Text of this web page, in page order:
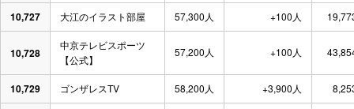
10,727 大江のイラスト部屋 57,300人 +100人
10,728
中京テレビスポーツ
【公式】
57,200人 +100人
10,729 ゴンザレスTV 58,200人 +3,900人